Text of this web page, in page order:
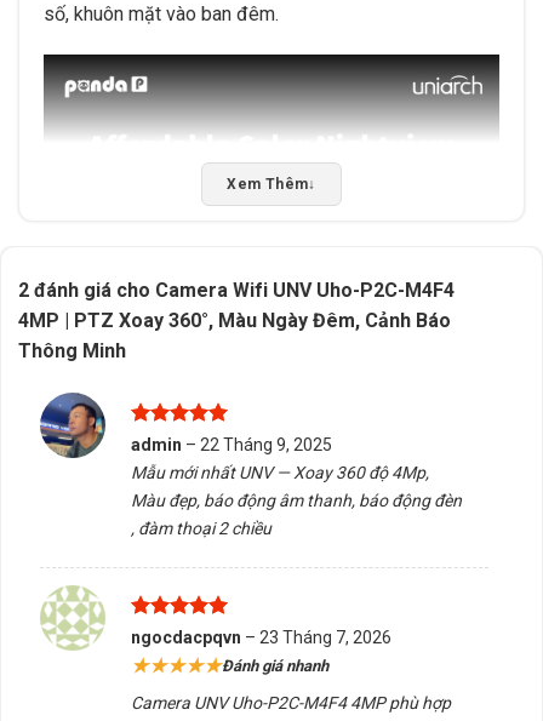
số, khuôn mặt vào ban đêm.
🛡️ Cảnh báo chủ động – Tăng cường an
ninh
cảnh báo âm thanh + ánh sáng
chuyển động hoặc âm thanh lạ.
Xem Thêm↓
2 đánh giá cho Camera Wifi UNV Uho-P2C-M4F4
4MP | PTZ Xoay 360°, Màu Ngày Đêm, Cảnh Báo
Thông Minh
Được xếp
hạng
sao
admin – 22 Tháng 9, 2025
Mẫu mới nhất UNV — Xoay 360 độ 4Mp,
Màu đẹp, báo động âm thanh, báo động đèn
, đàm thoại 2 chiều
Được xếp
hạng 5
5
sao
ngocdacpqvn – 23 Tháng 7, 2026
★★★★★Đánh giá nhanh
Camera UNV Uho-P2C-M4F4 4MP phù hợp